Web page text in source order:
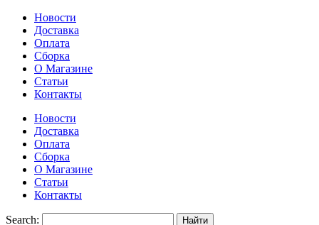
Новости
Доставка
Оплата
Сборка
О Магазине
Статьи
Контакты
Новости
Доставка
Оплата
Сборка
О Магазине
Статьи
Контакты
Search: Найти